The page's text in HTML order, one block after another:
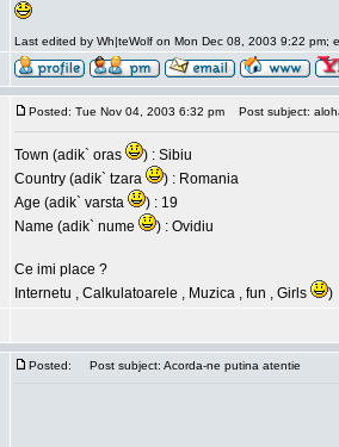
Last edited by Wh|teWolf on Mon Dec 08, 2003 9:22 pm;
Posted: Tue Nov 04, 2003 6:32 pm Post subject:
Town (adik` oras
) : Sibiu
Country (adik` tzara
) : Romania
Age (adik` varsta
) : 19
Name (adik` nume
) : Ovidiu
Ce imi place ?
Internetu , Calkulatoarele , Muzica , fun , Girls
)
Posted: Post subject: Acorda-ne putina atentie